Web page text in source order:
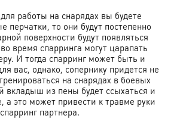
работы на снарядах вы будете
перчатки, то они будут постепенно
поверхности будут появляться
время спарринга могут царапать
И тогда спарринг может быть и
вас, однако, сопернику придется не
на снарядах в боевых
вкладыш из пены будет ссыхаться и
а это может привести к травме руки
партнера.